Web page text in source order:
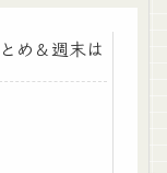
め＆週末は